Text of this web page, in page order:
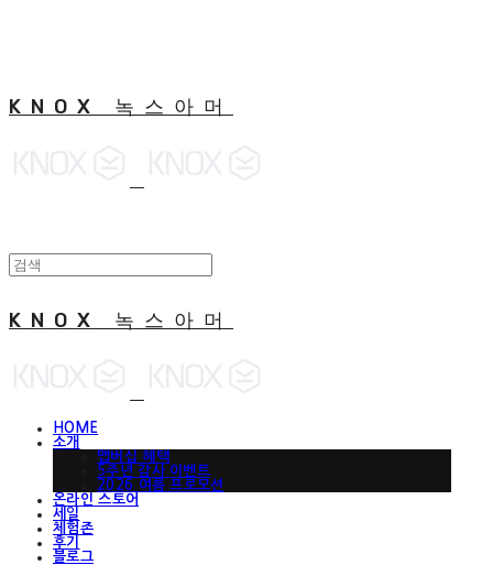
KNOX 녹스아머
KNOX 녹스아머
HOME
소개
맵버십 혜택
5주년 감사 이벤트
2026 여름 프로모션
온라인 스토어
세일
체험존
후기
블로그